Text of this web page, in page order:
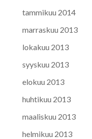
tammikuu 2014
marraskuu 2013
lokakuu 2013
syyskuu 2013
elokuu 2013
huhtikuu 2013
maaliskuu 2013
helmikuu 2013